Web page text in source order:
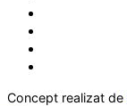
Concept realizat de